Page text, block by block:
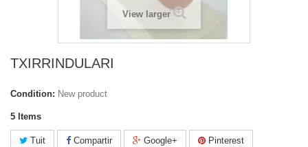
View larger
TXIRRINDULARI
Condition: New product
5 Items
Tuit Compartir Google+ Pinterest